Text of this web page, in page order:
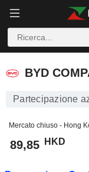
BYD COMPANY
BYD
Partecipazione
Mercato chiuso - Hong
89,85 HKD